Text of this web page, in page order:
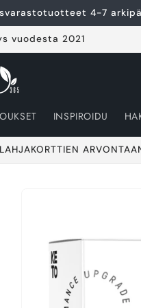
4-7
vuodesta 2021
INSPIROIDU